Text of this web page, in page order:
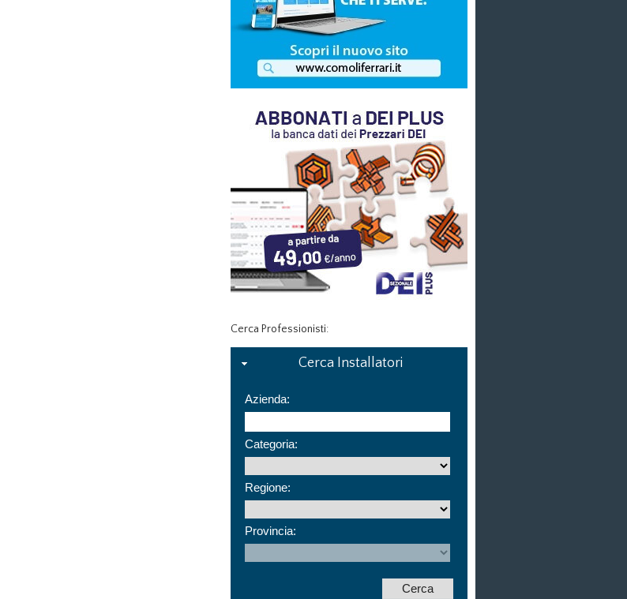
Cerca Professionisti:
Cerca Installatori
Azienda:
Categoria:
Regione:
Provincia: